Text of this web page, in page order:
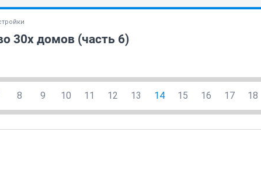
30х домов (часть 6)
8 9 10 11 12 13 14 15 16 17 18